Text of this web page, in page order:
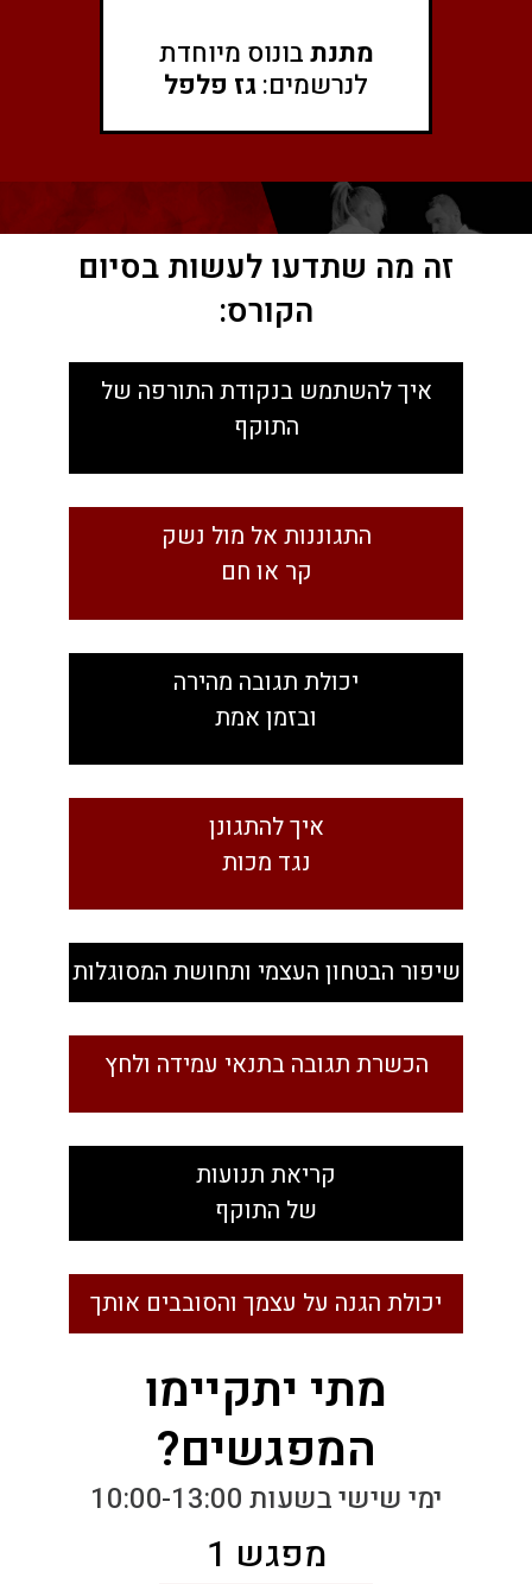
מתנתבונוס מיוחדת
לנרשמים:גז פלפל
זה מה שתדעו לעשות בסיום
הקורס:​
איך להשתמש בנקודת התורפה של
התוקף
התגוננות אל מול נשק
קר או חם
יכולת תגובה מהירה
ובזמן אמת
איך להתגונן
נגד מכות
שיפור הבטחון העצמי ותחושת המסוגלות
הכשרת תגובה בתנאי עמידה ולחץ
קריאת תנועות
של התוקף
יכולת הגנה על עצמך והסובבים אותך
מתי יתקיימו
המפגשים?
ימי שישי בשעות 10:00-13:00
מפגש 1